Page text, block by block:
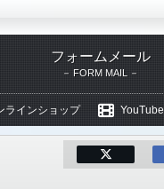
フォームメール
FORM MAIL
ラインショップ YouTube
TECA-12573